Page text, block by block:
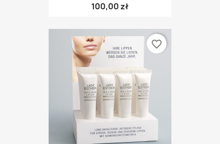
100,00 zł
favorite_border